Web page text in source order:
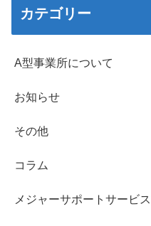
カテゴリー
A型事業所について
お知らせ
その他
コラム
メジャーサポートサービ